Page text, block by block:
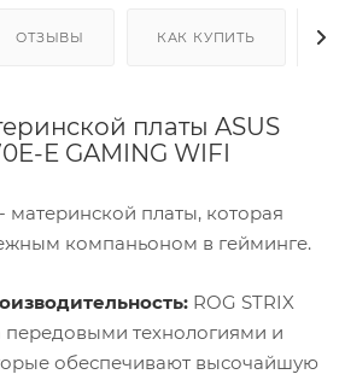
ОТЗЫВЫ КАК КУПИТЬ
платы ASUS
E GAMING WIFI
материнской платы, которая
компаньоном в гейминге.
ROG STRIX
передовыми технологиями и
обеспечивают высочайшую